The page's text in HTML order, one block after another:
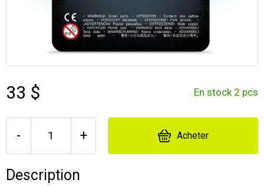
33 $ En stock 2 pcs
- + Acheter
Description